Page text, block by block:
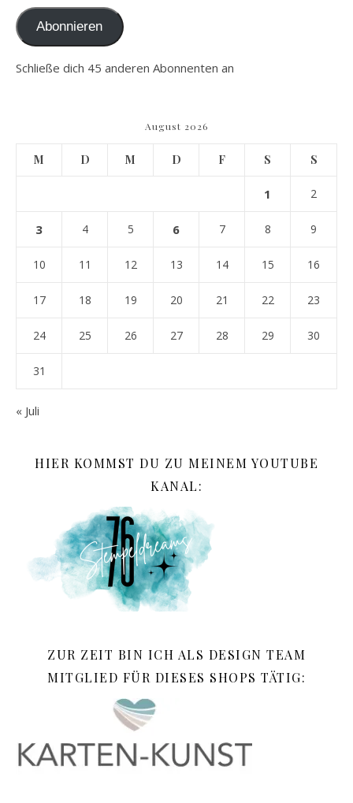
Abonnieren
Schließe dich 45 anderen Abonnenten an
August 2026
M D M D F S S
1 2
3 4 5 6 7 8 9
10 11 12 13 14 15 16
17 18 19 20 21 22 23
24 25 26 27 28 29 30
31
« Juli
HIER KOMMST DU ZU MEINEM YOUTUBE
KANAL:
ZUR ZEIT BIN ICH ALS DESIGN TEAM
MITGLIED FÜR DIESES SHOPS TÄTIG: